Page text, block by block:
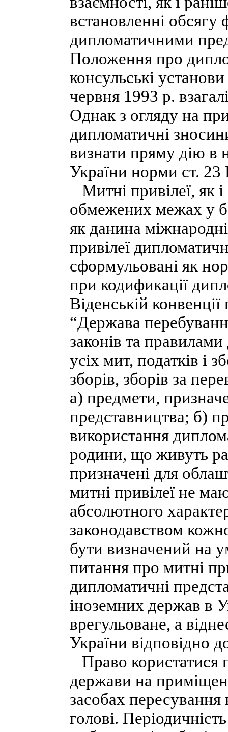
встановленні обсягу
дипломатичними
Положення про
консульські
червня 1993 р.
Однак з огляду на
дипломатичні
визнати пряму дію в
України норми ст. 23
Митні привілеї, як і
обмежених межах у
як данина
привілеї
сформульовані як
при кодификації
Віденській
“Держава
законів та правилами
усіх мит, податків і
зборів, зборів за
a) предмети,
представництва; б)
використання
родини, що живуть
призначені для
митні привілеї не
абсолютного
законодавством
бути визначений на
питання про митні
дипломатичні
іноземних держав в
врегульоване, а
України відповідно
Право користатися
держави на
засобах
голові.